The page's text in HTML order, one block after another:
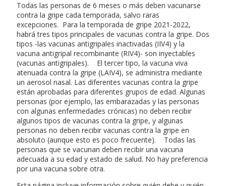
Todas las personas de 6 meses o más deben vacunarse
contra la gripe cada temporada, salvo raras
excepciones. Para la temporada de gripe 2021-2022,
habrá tres tipos principales de vacunas contra la gripe. Dos
tipos -las vacunas antigripales inactivadas (IIV4) y la
vacuna antigripal recombinante (RIV4)- son inyectables
(vacunas antigripales). El tercer tipo, la vacuna viva
atenuada contra la gripe (LAIV4), se administra mediante
un aerosol nasal. Las diferentes vacunas contra la gripe
están aprobadas para diferentes grupos de edad. Algunas
personas (por ejemplo, las embarazadas y las personas
con algunas enfermedades crónicas) no deben recibir
algunos tipos de vacunas contra la gripe, y algunas
personas no deben recibir vacunas contra la gripe en
absoluto (aunque esto es poco frecuente). Todas las
personas que se vacunan deben recibir una vacuna
adecuada a su edad y estado de salud. No hay preferencia
por una vacuna sobre otra.